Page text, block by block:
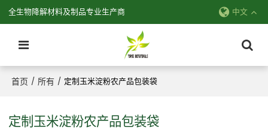
全生物降解材料及制品专业生产商 中文
首页 / 所有 / 定制玉米淀粉农产品包装袋
定制玉米淀粉农产品包装袋